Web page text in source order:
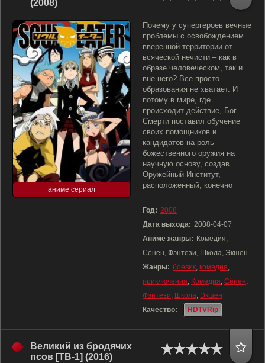
(2008)
аниме сериал
Почему у супергероев вечные
проблемы с освобождением
вверенной территории от
всяческой нечисти – как в
образе человеческом, так и
вне него? Все просто –
образования не хватает. И
потому в мире, где
происходит действие, Бог
Смерти поставил обучение
своих помощников и
кандидатов на роль
божественного оружия на
научную основу, создав
Оружейный Институт,
расположенный, конечно
Год: 2008
Дата выхода: 2008-04-07
Аниме жанры: Комедия,
Сёнен, Фэнтези, Школа, Экшен
Жанры: боевик, комедия,
приключения, Комедия, Сёнен,
Фэнтези, Школа, Экшен
Качество:
HDTVRip
Великий из бродячих
псов [ТВ-1] (2016)